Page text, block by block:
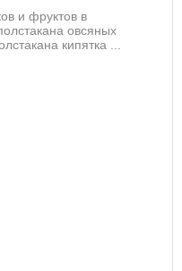
и фруктов в
овсяных
кипятка ...